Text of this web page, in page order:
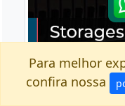
Storages All
Para melhor
confira nossa